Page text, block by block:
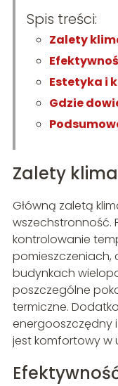
Spis treści:
Zalety
Estetyka i
Gdzie
Zalety
Główną zaletą
wszechstronność.
kontrolowanie
pomieszczeniach,
budynkach
poszczególne
termiczne.
energooszczędny
jest komfortowy w